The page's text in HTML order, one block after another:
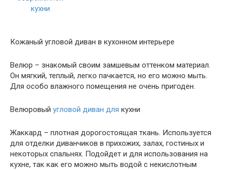
Кожаный угловой диван в кухонном интерьере
Велюр – знакомый своим замшевым оттенком материал.
Он мягкий, теплый, легко пачкается, но его можно мыть.
Для особо влажного помещения не очень пригоден.
Велюровый угловой диван для кухни
Жаккард – плотная дорогостоящая ткань. Используется
для отделки диванчиков в прихожих, залах, гостиных и
некоторых спальнях. Подойдет и для использования на
кухне, так как его можно мыть водой с некислотным